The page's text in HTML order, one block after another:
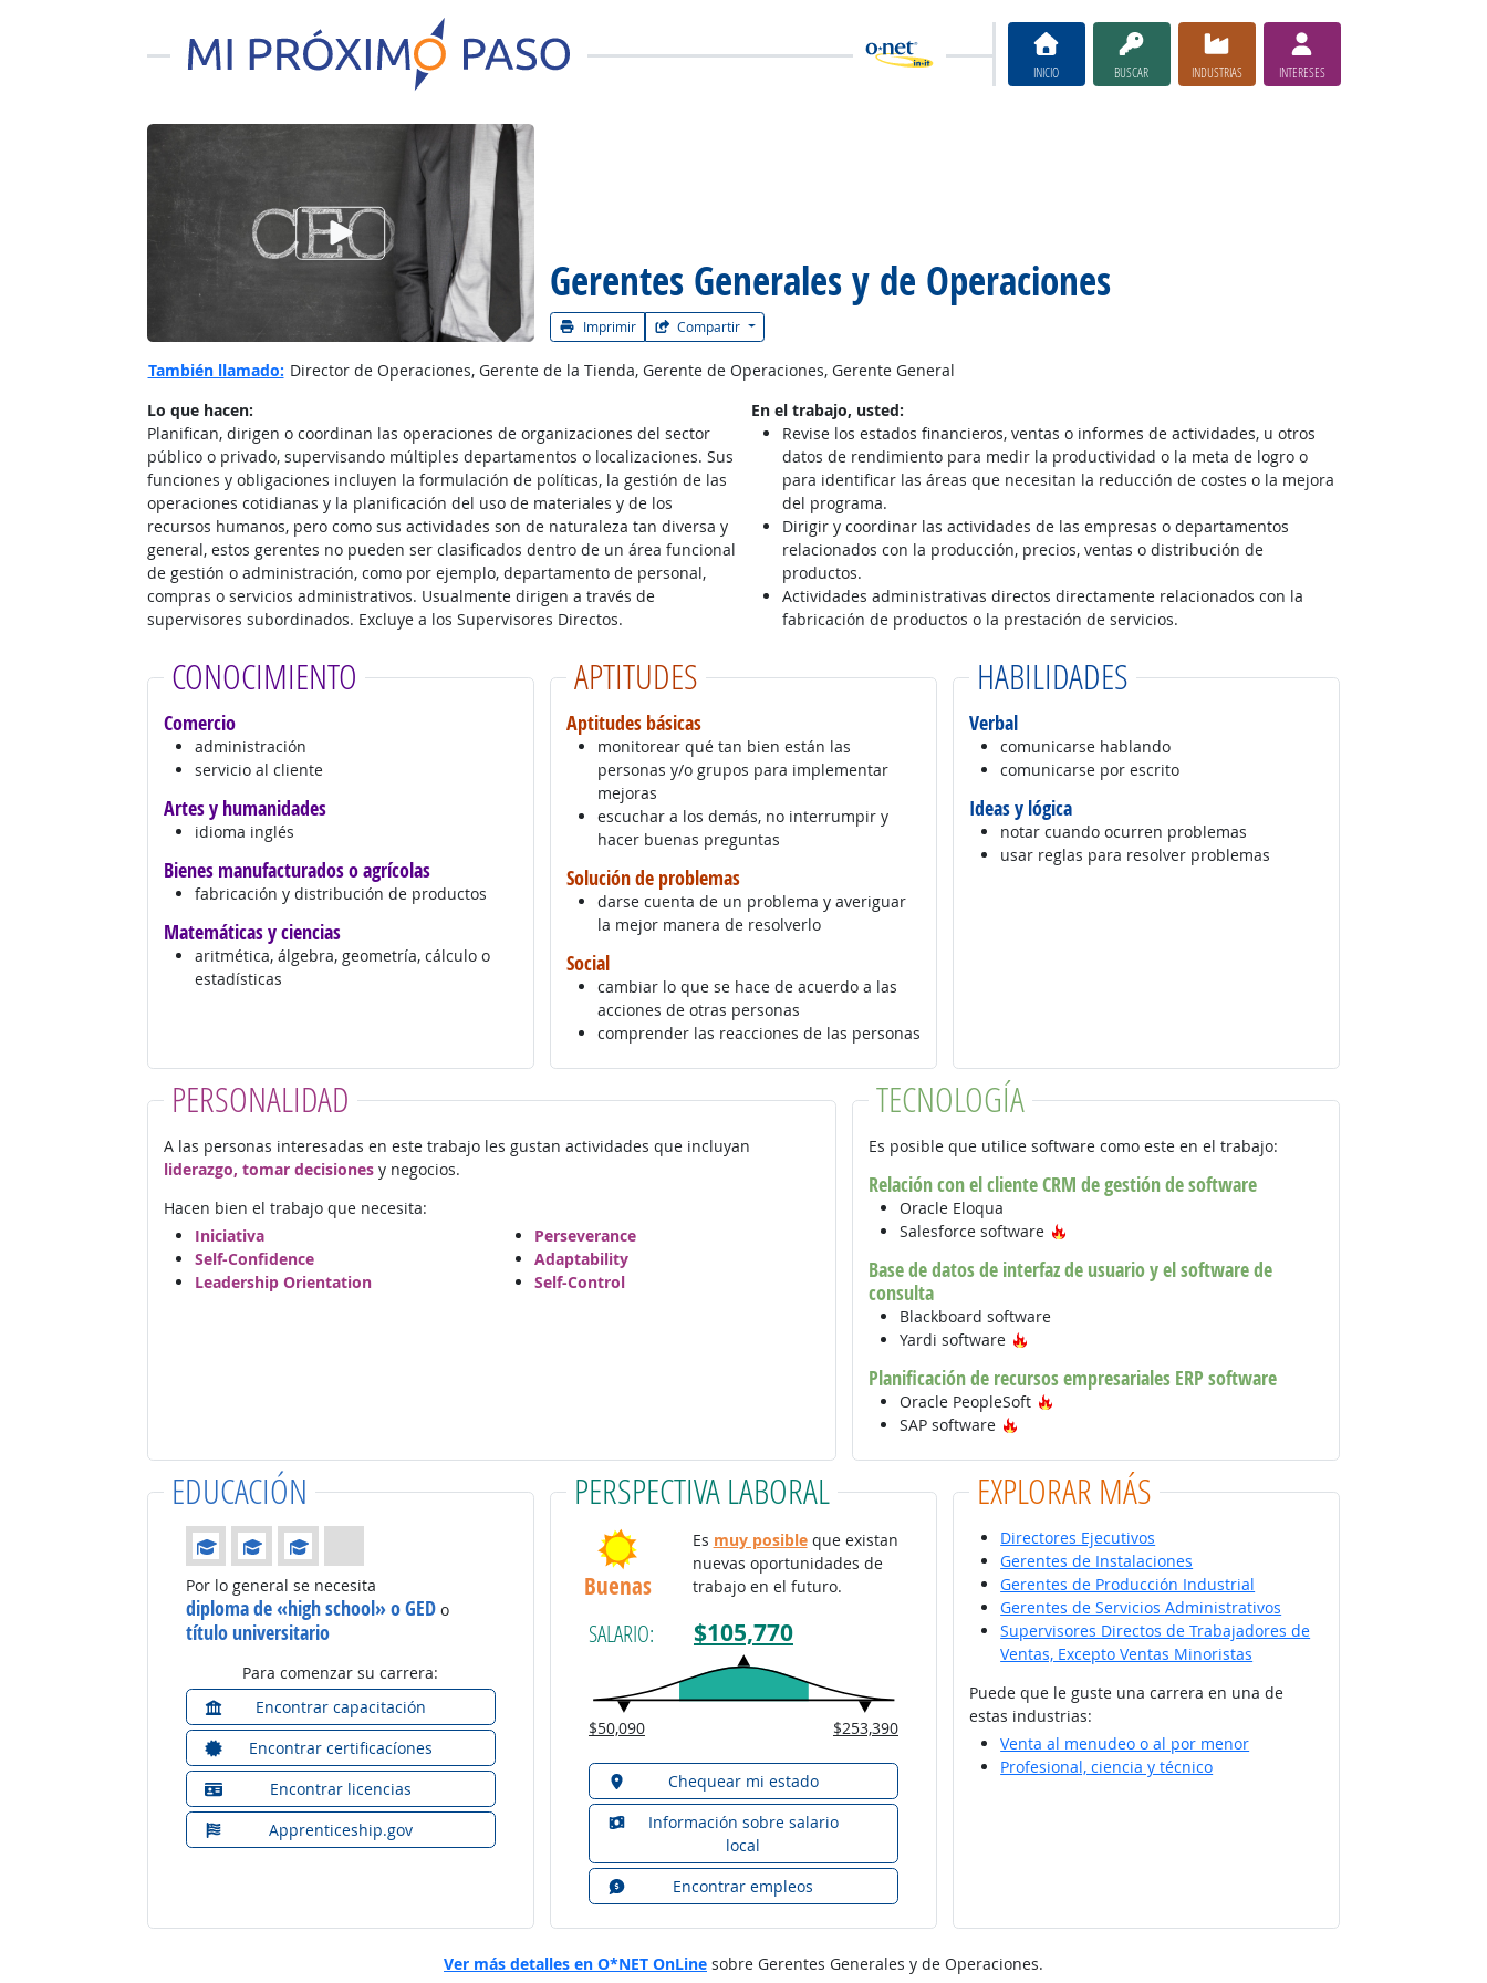
INICIO BUSCAR INDUSTRIAS INTERESES
Gerentes Generales y de Operaciones
Imprimir Compartir
Ver el vίdeo de la carrera
También llamado: Director de Operaciones, Gerente de la Tienda, Gerente de Operaciones, Gerente General
Lo que hacen:
Planifican, dirigen o coordinan las operaciones de organizaciones del sector
público o privado, supervisando múltiples departamentos o localizaciones. Sus
funciones y obligaciones incluyen la formulación de políticas, la gestión de las
operaciones cotidianas y la planificación del uso de materiales y de los
recursos humanos, pero como sus actividades son de naturaleza tan diversa y
general, estos gerentes no pueden ser clasificados dentro de un área funcional
de gestión o administración, como por ejemplo, departamento de personal,
compras o servicios administrativos. Usualmente dirigen a través de
supervisores subordinados. Excluye a los Supervisores Directos.
En el trabajo, usted:
Revise los estados financieros, ventas o informes de actividades, u otros
datos de rendimiento para medir la productividad o la meta de logro o
para identificar las áreas que necesitan la reducción de costes o la mejora
del programa.
Dirigir y coordinar las actividades de las empresas o departamentos
relacionados con la producción, precios, ventas o distribución de
productos.
Actividades administrativas directos directamente relacionados con la
fabricación de productos o la prestación de servicios.
CONOCIMIENTO
Comercio
administración
servicio al cliente
Artes y humanidades
idioma inglés
Bienes manufacturados o agrícolas
fabricación y distribución de productos
Matemáticas y ciencias
aritmética, álgebra, geometría, cálculo o
estadísticas
APTITUDES
Aptitudes básicas
monitorear qué tan bien están las
personas y/o grupos para implementar
mejoras
escuchar a los demás, no interrumpir y
hacer buenas preguntas
Solución de problemas
darse cuenta de un problema y averiguar
la mejor manera de resolverlo
Social
cambiar lo que se hace de acuerdo a las
acciones de otras personas
comprender las reacciones de las personas
HABILIDADES
Verbal
comunicarse hablando
comunicarse por escrito
Ideas y lógica
notar cuando ocurren problemas
usar reglas para resolver problemas
PERSONALIDAD
A las personas interesadas en este trabajo les gustan actividades que incluyan
liderazgo, tomar decisionesy negocios.
Hacen bien el trabajo que necesita:
Iniciativa
Self-Confidence
Leadership Orientation
Perseverance
Adaptability
Self-Control
TECNOLOGÍA
Es posible que utilice software como este en el trabajo:
Relación con el cliente CRM de gestión de software
Oracle Eloqua
Salesforce software
Base de datos de interfaz de usuario y el software de
consulta
Blackboard software
Yardi software
Planificación de recursos empresariales ERP software
Oracle PeopleSoft
SAP software
EDUCACIÓN
Educación: (Calificación 3 de 4)
Por lo general se necesita
diploma de «high school» o GEDo
título universitario
Para comenzar su carrera:
Encontrar capacitación
Encontrar certificacíones
Encontrar licencias
Apprenticeship.gov
PERSPECTIVA LABORAL
Buenas
Es muy posibleque existan
nuevas oportunidades de
trabajo en el futuro.
SALARIO: $105,770
$50,090 $253,390
Chequear mi estado
Información sobre salario
local
Encontrar empleos
EXPLORAR MÁS
Directores Ejecutivos
Gerentes de Instalaciones
Gerentes de Producción Industrial
Gerentes de Servicios Administrativos
Supervisores Directos de Trabajadores de
Ventas, Excepto Ventas Minoristas
Puede que le guste una carrera en una de
estas industrias:
Venta al menudeo o al por menor
Profesional, ciencia y técnico
Ver más detalles en O*NET OnLine sobre Gerentes Generales y de Operaciones.